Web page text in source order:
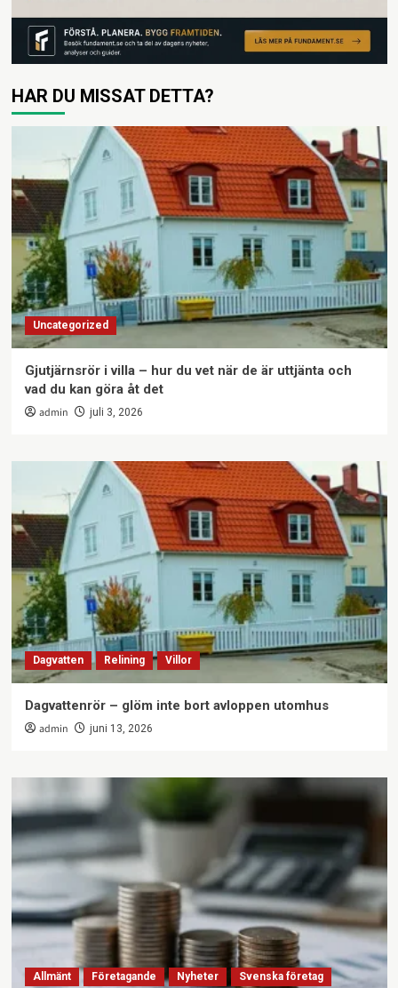
HAR DU MISSAT DETTA?
Uncategorized
Gjutjärnsrör i villa – hur du vet när de är uttjänta och
vad du kan göra åt det
admin juli 3, 2026
Dagvatten Relining Villor
Dagvattenrör – glöm inte bort avloppen utomhus
admin juni 13, 2026
Allmänt Företagande Nyheter Svenska företag